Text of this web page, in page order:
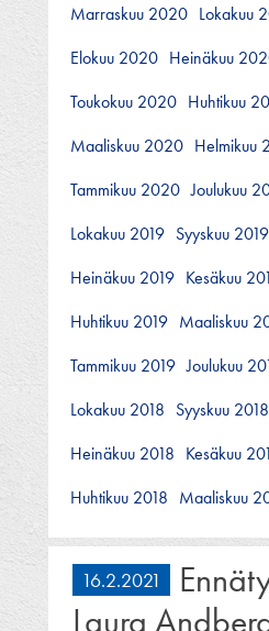
Marraskuu 2020 Lokakuu
Elokuu 2020 Heinäkuu
Toukokuu 2020 Huhtikuu
Maaliskuu 2020 Helmikuu
Tammikuu 2020 Joulukuu
Lokakuu 2019 Syyskuu 2019
Heinäkuu 2019 Kesäkuu
Huhtikuu 2019 Maaliskuu
Tammikuu 2019 Joulukuu
Lokakuu 2018 Syyskuu 2018
Heinäkuu 2018 Kesäkuu
Huhtikuu 2018 Maaliskuu
16.2.2021
Laura